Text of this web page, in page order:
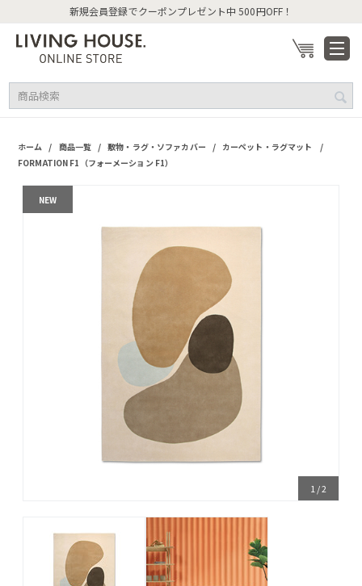
新規会員登録でクーポンプレゼント中 500円OFF！
ホーム / 商品一覧 / 敷物・ラグ・ソファカバー / カーペット・ラグマット /
FORMATION F1（フォーメーション F1）
NEW
1 /2